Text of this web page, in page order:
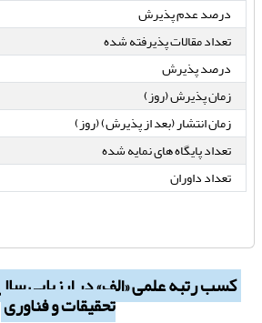
درصد عدم پذیرش
تعداد مقالات پذیرفته شده
درصد پذیرش
زمان پذیرش (روز)
زمان انتشار (بعد از پذیرش) (روز)
تعداد پایگاه های نمایه شده
تعداد داوران
تحقیقات و فناوری